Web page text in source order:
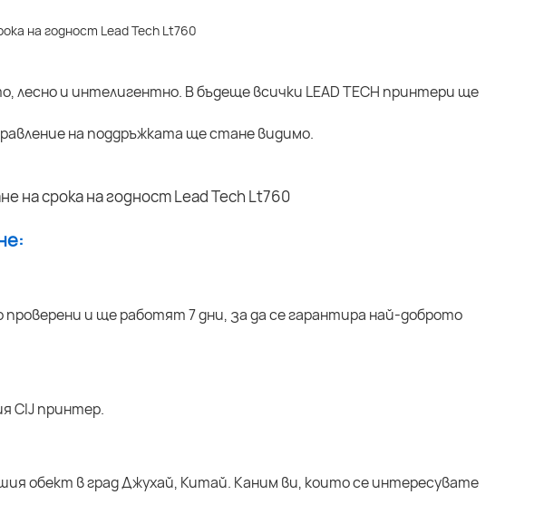
и интелигентно. В бъдеще всички LEAD TECH принтери ще
на поддръжката ще стане видимо.
проверени и ще работят 7 дни, за да се гарантира най-доброто
CIJ принтер.
обект в град Джухай, Китай. Каним ви, които се интересувате